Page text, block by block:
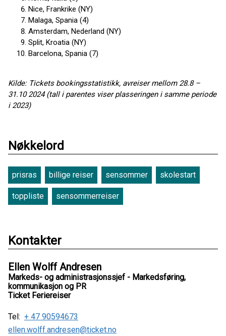
Nice, Frankrike (NY)
Malaga, Spania (4)
Amsterdam, Nederland (NY)
Split, Kroatia (NY)
Barcelona, Spania (7)
Kilde: Tickets bookingsstatistikk, avreiser mellom 28.8 –
31.10 2024 (tall i parentes viser plasseringen i samme periode
i 2023)
Nøkkelord
prisras billige reiser sensommer skolestart
toppliste sensommerreiser
Kontakter
Ellen Wolff Andresen
Markeds- og administrasjonssjef - Markedsføring,
kommunikasjon og PR
Ticket Feriereiser
Tel: + 47 90594673
ellen.wolff.andresen@ticket.no